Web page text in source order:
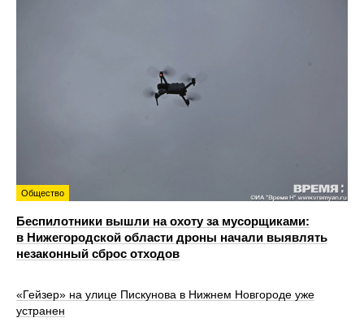
Общество
Беспилотники вышли на охоту за мусорщиками:
в Нижегородской области дроны начали выявлять
незаконный сброс отходов
«Гейзер» на улице Пискунова в Нижнем Новгороде уже
устранен